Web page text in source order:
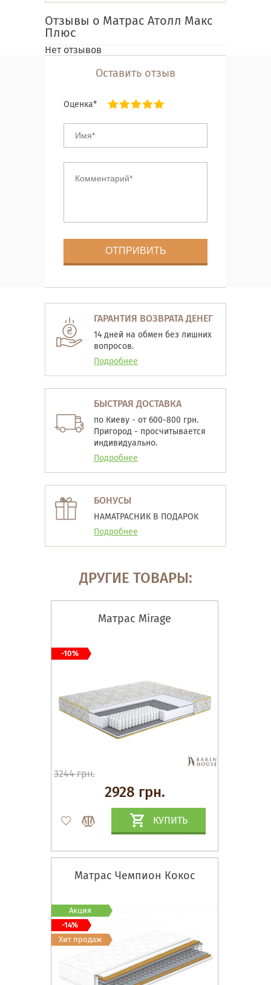
Отзывы о Матрас Атолл Макс
Плюс
Нет отзывов
Оставить отзыв
Оценка*
ГАРАНТИЯ ВОЗВРАТА ДЕНЕГ
14 дней на обмен без лишних
вопросов.
Подробнее
БЫСТРАЯ ДОСТАВКА
по Киеву - от 600-800 грн.
Пригород - просчитывается
индивидуально.
Подробнее
БОНУСЫ
НАМАТРАСНИК В ПОДАРОК
Подробнее
ДРУГИЕ ТОВАРЫ:
Матрас Mirage
3244 грн.
2928 грн.
КУПИТЬ
-10%
Матрас Чемпион Кокос
Акция
-14%
Хит продаж